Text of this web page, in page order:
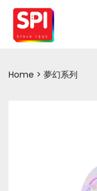
Home 夢幻系列